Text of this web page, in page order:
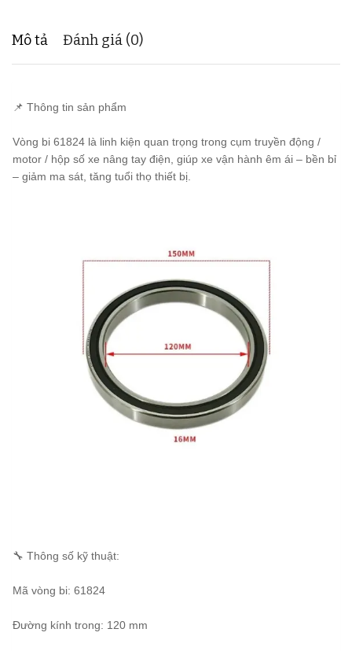
Mô tả Đánh giá (0)
📌 Thông tin sản phẩm
Vòng bi 61824 là linh kiện quan trọng trong cụm truyền động /
motor / hộp số xe nâng tay điện, giúp xe vận hành êm ái – bền bỉ
– giảm ma sát, tăng tuổi thọ thiết bị.
🔧 Thông số kỹ thuật:
Mã vòng bi: 61824
Đường kính trong: 120 mm